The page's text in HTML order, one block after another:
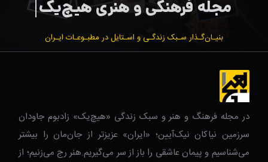
بنیـان‌گـذار سـبک زندگـی و اسـتایل در مطبـوعـات ایـران
در مجله فرهنگ و هنر و سبک زندگی‌ «هیچ‌یک» زادبوم جاودان
سرزمین نیاکان نیک‌‌‌آیین؛ «ایران» عزیزتر از جان‌مان را بیشتر
می‌شناسیم و پیمان عاشقی را باز از سر می‌گیریم.هنر رج می‌زنیم؛ از